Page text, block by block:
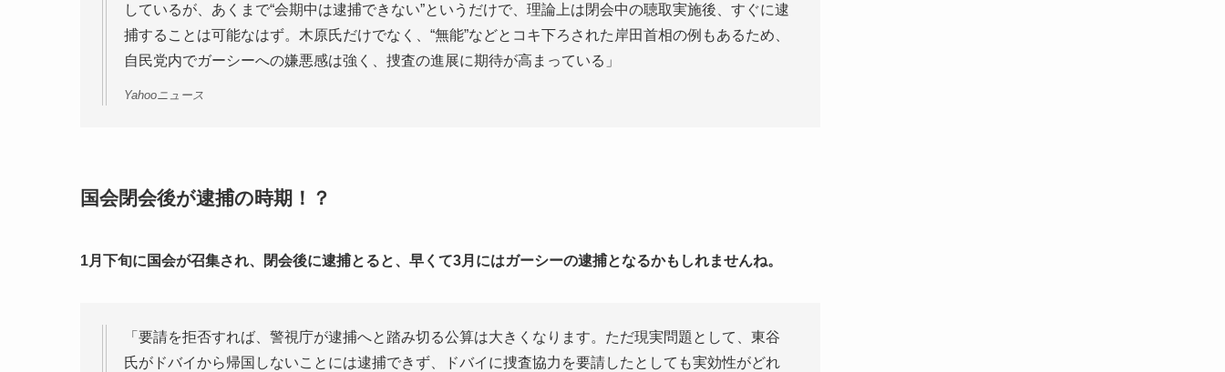
しているが、あくまで“会期中は逮捕できない”というだけで、理論上は閉会中の聴取実施後、すぐに逮
捕することは可能なはず。木原氏だけでなく、“無能”などとコキ下ろされた岸田首相の例もあるため、
自民党内でガーシーへの嫌悪感は強く、捜査の進展に期待が高まっている」
Yahooニュース
国会閉会後が逮捕の時期！？
1月下旬に国会が召集され、閉会後に逮捕とると、早くて3月にはガーシーの逮捕となるかもしれませんね。
「要請を拒否すれば、警視庁が逮捕へと踏み切る公算は大きくなります。ただ現実問題として、東谷
氏がドバイから帰国しないことには逮捕できず、ドバイに捜査協力を要請したとしても実効性がどれ